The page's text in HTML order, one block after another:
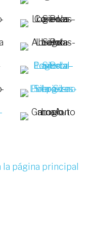
la página principal